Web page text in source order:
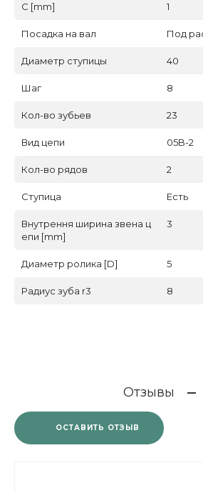
C [mm] 1
Посадка на вал Под
Диаметр ступицы 40
Шаг 8
Кол-во зубьев 23
Вид цепи 05B-2
Кол-во рядов 2
Ступица Есть
Внутрення ширина звена ц
епи [mm]
3
Диаметр ролика [D] 5
Радиус зуба r3 8
Отзывы
ОСТАВИТЬ ОТЗЫВ